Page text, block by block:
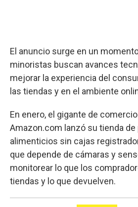
El anuncio surge en un
minoristas buscan avances
mejorar la experiencia del
las tiendas y en el ambiente
En enero, el gigante de
Amazon.com lanzó su tienda
alimenticios sin cajas
que depende de cámaras y
monitorear lo que los
tiendas y lo que devuelven.